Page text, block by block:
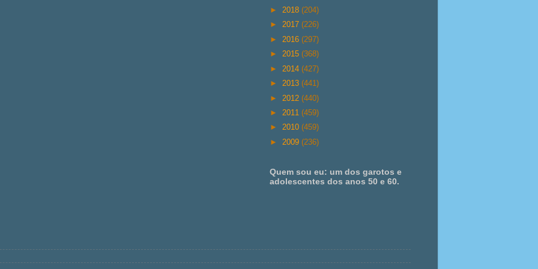
► 2018 (204)
► 2017 (226)
► 2016 (297)
► 2015 (368)
► 2014 (427)
► 2013 (441)
► 2012 (440)
► 2011 (459)
► 2010 (459)
► 2009 (236)
Quem sou eu: um dos garotos e
adolescentes dos anos 50 e 60.